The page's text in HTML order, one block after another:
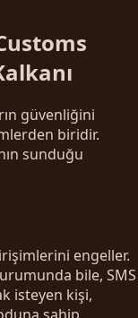
güvenliğini
biridir.
sunduğu
engeller.
bile, SMS
isteyen kişi,